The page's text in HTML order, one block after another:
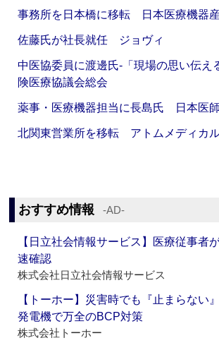
事務所を日本橋に移転 日本医療機器
佐藤氏が社長就任 ジョヴィ
中医協委員に渡邊氏‐「現場の思い伝
険医療協議会総会
薬事・医療機器担当に長島氏 日本医
北関東営業所を移転 アトムメディカ
おすすめ情報 ‐AD‐
【日立社会情報サービス】医療従事者
速確認
株式会社日立社会情報サービス
【トーホー】災害時でも『止まらない
発電機で万全のBCP対策
株式会社トーホー